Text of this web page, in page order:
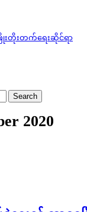
းတိုးတက်ရေးဆိုင်ရာ
2020